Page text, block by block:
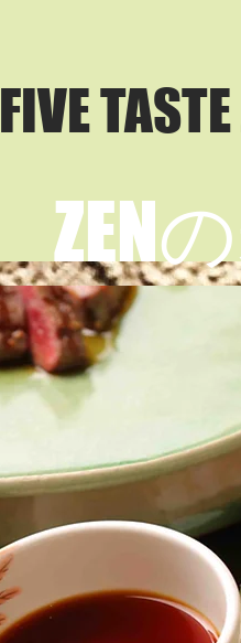
​FIVE TASTE
​ZEN